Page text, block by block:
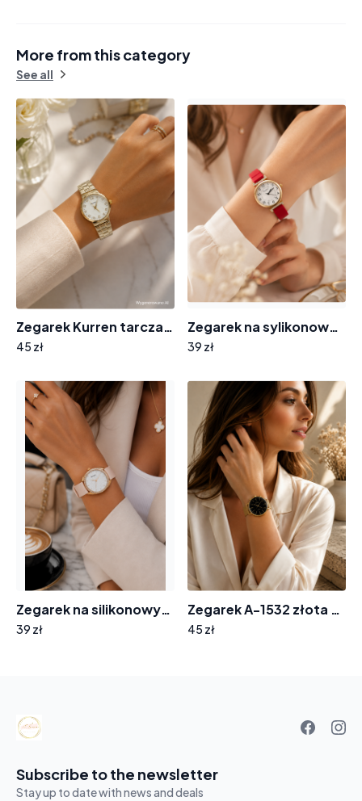
More from this category
See all
Zegarek Kurren tarcza cyrkonie F-7721
45 zł
Zegarek na sylikonowym pasku 8004 tarcza cyferki cyrkonie
39 zł
Zegarek na silikonowym pasku tarcza z cyrkoniami 8012
39 zł
Zegarek A-1532 złota bransoleta tarcza wskazówki
45 zł
Subscribe to the newsletter
Stay up to date with news and deals